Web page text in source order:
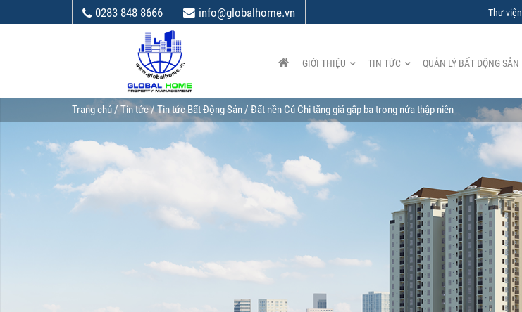
0283 848 8666 info@globalhome.vn Thư viện
GIỚI THIỆU TIN TỨC QUẢN LÝ BẤT ĐỘNG SẢN
Trang chủ/ Tin tức/Tin tức Bất Động Sản/ Đất nền Củ Chi tăng giá gấp ba trong nửa thập niên